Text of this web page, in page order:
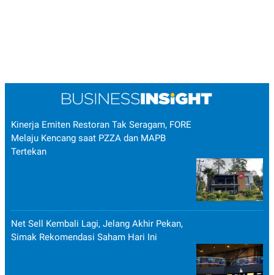
Kinerja Emiten Restoran Tak Seragam, FORE
Melaju Kencang saat PZZA dan MAPB
Tertekan
Net Sell Kembali Lagi, Jelang Akhir Pekan,
Simak Rekomendasi Saham Hari Ini